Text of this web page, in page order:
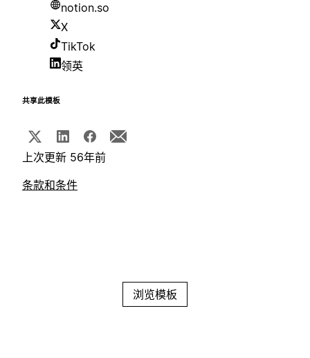
notion.so
X
TikTok
领英
共享此模板
上次更新 56年前
条款和条件
浏览模板